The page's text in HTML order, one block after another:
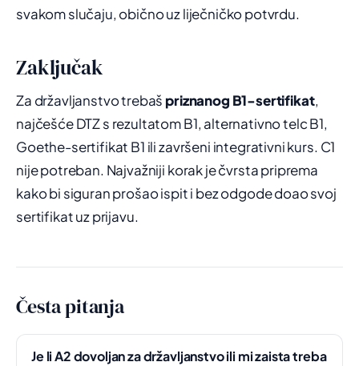
svakom slučaju, obično uz liječničko potvrdu.
Zaključak
Za državljanstvo trebaš priznanog B1-sertifikat,
najčešće DTZ s rezultatom B1, alternativno telc B1,
Goethe-sertifikat B1 ili završeni integrativni kurs. C1
nije potreban. Najvažniji korak je čvrsta priprema
kako bi siguran prošao ispit i bez odgode doao svoj
sertifikat uz prijavu.
Česta pitanja
Je li A2 dovoljan za državljanstvo ili mi zaista treba